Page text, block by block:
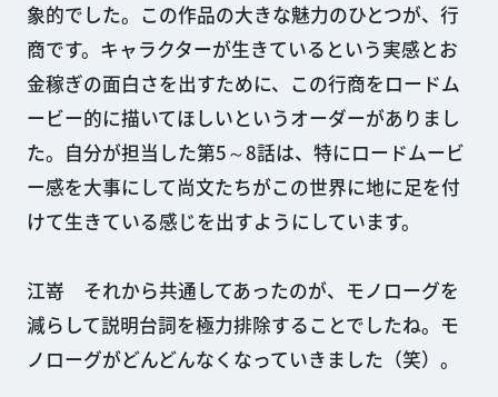
象的でした。この作品の大きな魅力のひとつが、行
商です。キャラクターが生きているという実感とお
金稼ぎの面白さを出すために、この行商をロードム
ービー的に描いてほしいというオーダーがありまし
た。自分が担当した第5～8話は、特にロードムービ
ー感を大事にして尚文たちがこの世界に地に足を付
けて生きている感じを出すようにしています。
江嵜 それから共通してあったのが、モノローグを
減らして説明台詞を極力排除することでしたね。モ
ノローグがどんどんなくなっていきました（笑）。